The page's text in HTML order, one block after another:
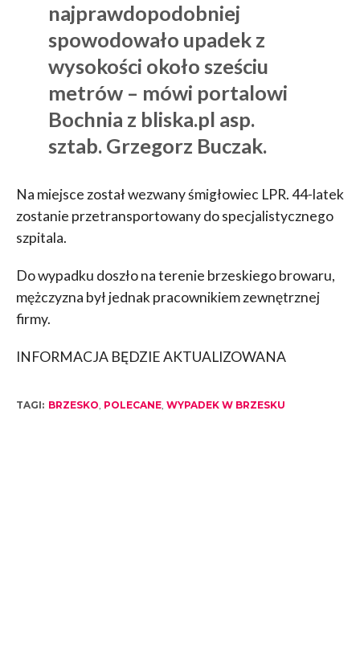
najprawdopodobniej
spowodowało upadek z
wysokości około sześciu
metrów – mówi portalowi
Bochnia z bliska.pl asp.
sztab. Grzegorz Buczak.
Na miejsce został wezwany śmigłowiec LPR. 44-latek
zostanie przetransportowany do specjalistycznego
szpitala.
Do wypadku doszło na terenie brzeskiego browaru,
mężczyzna był jednak pracownikiem zewnętrznej
firmy.
INFORMACJA BĘDZIE AKTUALIZOWANA
TAGI: BRZESKO, POLECANE, WYPADEK W BRZESKU